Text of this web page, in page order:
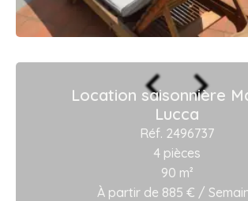
Location saisonnière
Lucca
Réf. 2496737
4 pièces
90 m²
À partir de 885 € /